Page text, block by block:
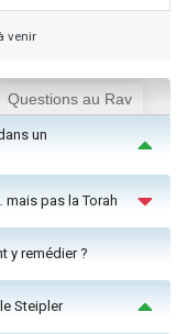
venir
Questions au Rav
un
mais pas la Torah
y remédier ?
Steipler